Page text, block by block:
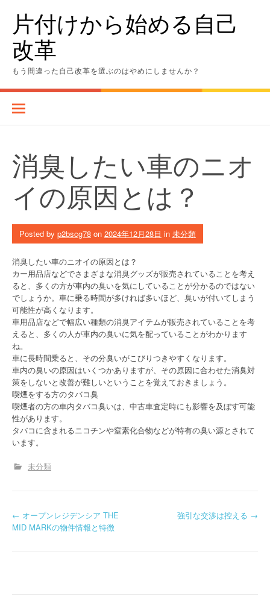
content片付けから始める自己
改革
もう間違った自己改革を選ぶのはやめにしませんか？
消臭したい車のニオ
イの原因とは？
Posted by p2bscg78 on 2024年12月28日 in 未分類
消臭したい車のニオイの原因とは？
カー用品店などでさまざまな消臭グッズが販売されていることを考え
ると、多くの方が車内の臭いを気にしていることが分かるのではない
でしょうか。車に乗る時間が多ければ多いほど、臭いが付いてしまう
可能性が高くなります。
車用品店などで幅広い種類の消臭アイテムが販売されていることを考
えると、多くの人が車内の臭いに気を配っていることがわかります
ね。
車に長時間乗ると、その分臭いがこびりつきやすくなります。
車内の臭いの原因はいくつかありますが、その原因に合わせた消臭対
策をしないと改善が難しいということを覚えておきましょう。
喫煙をする方のタバコ臭
喫煙者の方の車内タバコ臭いは、中古車査定時にも影響を及ぼす可能
性があります。
タバコに含まれるニコチンや窒素化合物などが特有の臭い源とされて
います。
未分類
P
← オープンレジデンシア THE
MID MARKの物件情報と特徴
強引な交渉は控える →